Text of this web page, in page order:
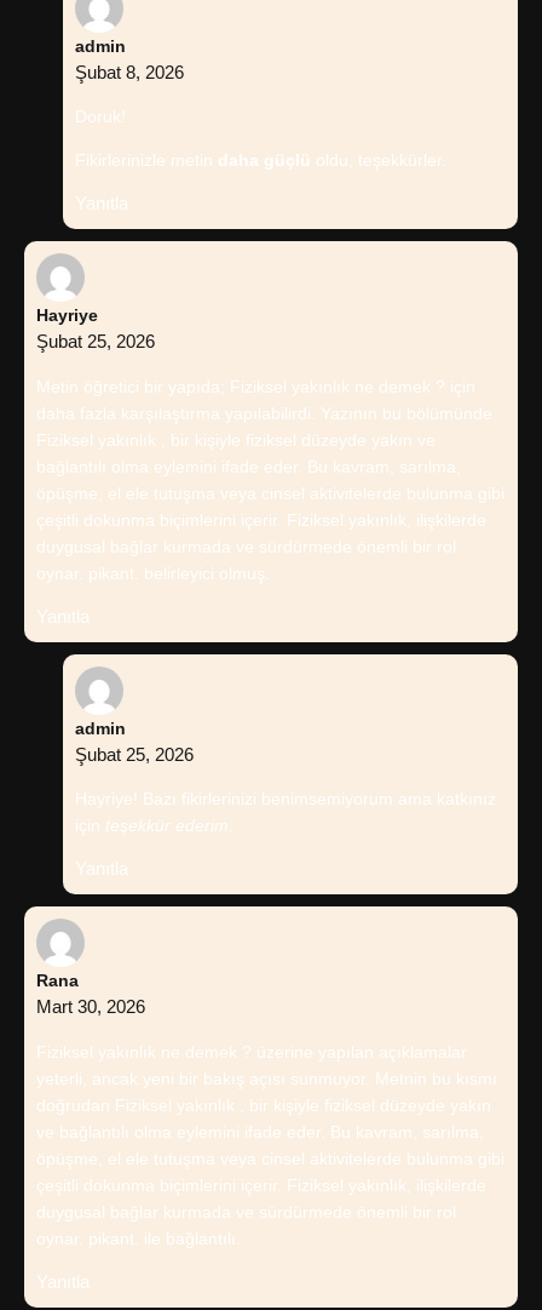
admin
Şubat 8, 2026
Doruk!
Fikirlerinizle metin daha güçlü oldu, teşekkürler.
Yanıtla
Hayriye
Şubat 25, 2026
Metin öğretici bir yapıda; Fiziksel yakınlık ne demek ? için
daha fazla karşılaştırma yapılabilirdi. Yazının bu bölümünde
Fiziksel yakınlık , bir kişiyle fiziksel düzeyde yakın ve
bağlantılı olma eylemini ifade eder. Bu kavram, sarılma,
öpüşme, el ele tutuşma veya cinsel aktivitelerde bulunma gibi
çeşitli dokunma biçimlerini içerir. Fiziksel yakınlık, ilişkilerde
duygusal bağlar kurmada ve sürdürmede önemli bir rol
oynar. pikant. belirleyici olmuş.
Yanıtla
admin
Şubat 25, 2026
Hayriye! Bazı fikirlerinizi benimsemiyorum ama katkınız
için teşekkür ederim
Yanıtla
Rana
Mart 30, 2026
Fiziksel yakınlık ne demek ? üzerine yapılan açıklamalar
yeterli, ancak yeni bir bakış açısı sunmuyor. Metnin bu kısmı
doğrudan Fiziksel yakınlık , bir kişiyle fiziksel düzeyde yakın
ve bağlantılı olma eylemini ifade eder. Bu kavram, sarılma,
öpüşme, el ele tutuşma veya cinsel aktivitelerde bulunma gibi
çeşitli dokunma biçimlerini içerir. Fiziksel yakınlık, ilişkilerde
duygusal bağlar kurmada ve sürdürmede önemli bir rol
oynar. pikant. ile bağlantılı.
Yanıtla